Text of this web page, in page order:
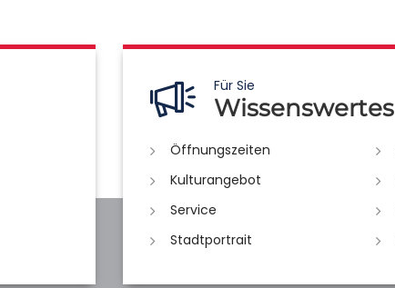
Für Sie
Wissenswertes
Öffnungszeiten
Kulturangebot
Service
Stadtportrait